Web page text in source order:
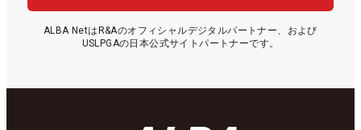
ALBA NetはR&Aのオフィシャルデジタルパートナー、および
USLPGAの日本公式サイトパートナーです。